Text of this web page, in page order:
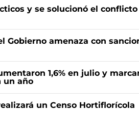
y se solucionó el
Gobierno amenaza con
1,6% en julio y
un año
un Censo Hortiflorícola